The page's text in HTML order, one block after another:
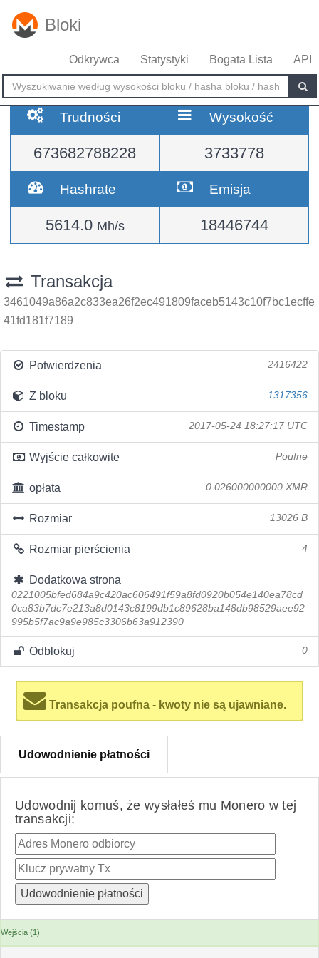
Bloki
Odkrywca Statystyki Bogata Lista API
Trudności
673682788228
Wysokość
3733778
Hashrate
5614.0 Mh/s
Emisja
18446744
Transakcja
3461049a86a2c833ea26f2ec491809faceb5143c10f7bc1ecffe
41fd181f7189
Potwierdzenia 2416422
Z bloku 1317356
Timestamp 2017-05-24 18:27:17 UTC
Wyjście całkowite Poufne
opłata 0.026000000000 XMR
Rozmiar 13026 B
Rozmiar pierścienia 4
Dodatkowa strona
0221005bfed684a9c420ac606491f59a8fd0920b054e140ea78cd
0ca83b7dc7e213a8d0143c8199db1c89628ba148db98529aee92
995b5f7ac9a9e985c3306b63a912390
Odblokuj 0
Transakcja poufna - kwoty nie są ujawniane.
Udowodnienie płatności
Udowodnij komuś, że wysłałeś mu Monero w tej
transakcji:
Wejścia (1)